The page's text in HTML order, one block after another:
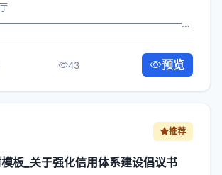
为深入贯彻落实习近平总...
43 预览
推荐
板_关于强化信用体系建设倡议书